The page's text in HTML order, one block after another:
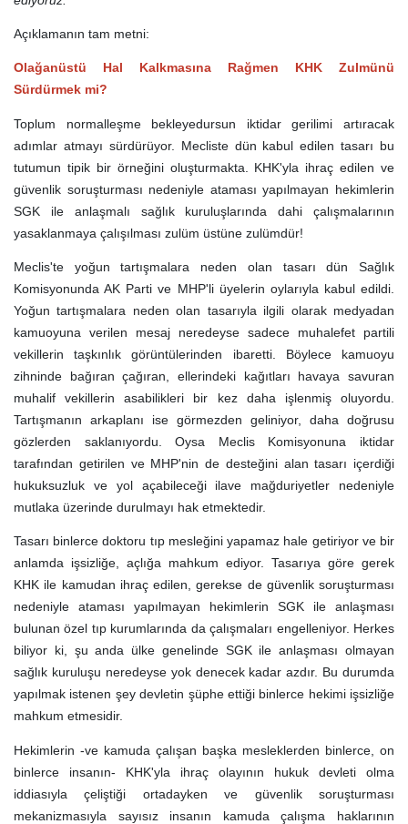
Açıklamanın tam metni:
Olağanüstü Hal Kalkmasına Rağmen KHK Zulmünü
Sürdürmek mi?
Toplum normalleşme bekleyedursun iktidar gerilimi artıracak
adımlar atmayı sürdürüyor. Mecliste dün kabul edilen tasarı bu
tutumun tipik bir örneğini oluşturmakta. KHK'yla ihraç edilen ve
güvenlik soruşturması nedeniyle ataması yapılmayan hekimlerin
SGK ile anlaşmalı sağlık kuruluşlarında dahi çalışmalarının
yasaklanmaya çalışılması zulüm üstüne zulümdür!
Meclis'te yoğun tartışmalara neden olan tasarı dün Sağlık
Komisyonunda AK Parti ve MHP'li üyelerin oylarıyla kabul edildi.
Yoğun tartışmalara neden olan tasarıyla ilgili olarak medyadan
kamuoyuna verilen mesaj neredeyse sadece muhalefet partili
vekillerin taşkınlık görüntülerinden ibaretti. Böylece kamuoyu
zihninde bağıran çağıran, ellerindeki kağıtları havaya savuran
muhalif vekillerin asabilikleri bir kez daha işlenmiş oluyordu.
Tartışmanın arkaplanı ise görmezden geliniyor, daha doğrusu
gözlerden saklanıyordu. Oysa Meclis Komisyonuna iktidar
tarafından getirilen ve MHP'nin de desteğini alan tasarı içerdiği
hukuksuzluk ve yol açabileceği ilave mağduriyetler nedeniyle
mutlaka üzerinde durulmayı hak etmektedir.
Tasarı binlerce doktoru tıp mesleğini yapamaz hale getiriyor ve bir
anlamda işsizliğe, açlığa mahkum ediyor. Tasarıya göre gerek
KHK ile kamudan ihraç edilen, gerekse de güvenlik soruşturması
nedeniyle ataması yapılmayan hekimlerin SGK ile anlaşması
bulunan özel tıp kurumlarında da çalışmaları engelleniyor. Herkes
biliyor ki, şu anda ülke genelinde SGK ile anlaşması olmayan
sağlık kuruluşu neredeyse yok denecek kadar azdır. Bu durumda
yapılmak istenen şey devletin şüphe ettiği binlerce hekimi işsizliğe
mahkum etmesidir.
Hekimlerin -ve kamuda çalışan başka mesleklerden binlerce, on
binlerce insanın- KHK'yla ihraç olayının hukuk devleti olma
iddiasıyla çeliştiği ortadayken ve güvenlik soruşturması
mekanizmasıyla sayısız insanın kamuda çalışma haklarının